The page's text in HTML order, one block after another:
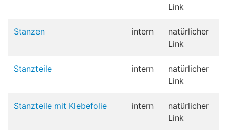
Link
Stanzen intern
natürlicher
Link
Stanzteile intern
natürlicher
Link
Stanzteile mit Klebefolie intern
natürlicher
Link